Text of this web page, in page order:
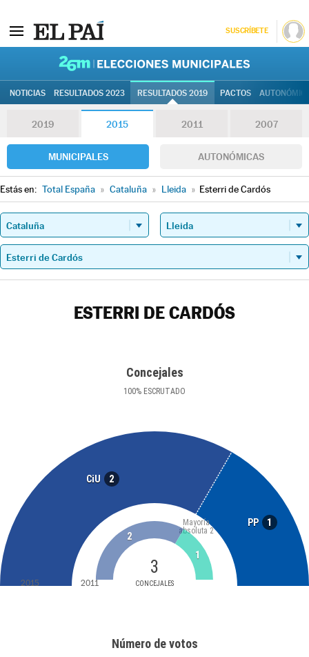
SUSCRÍBETE
NOTICIAS RESULTADOS 2023 RESULTADOS 2019 PACTOS
2019 2015 2011 2007
MUNICIPALES AUTONÓMICAS
Estás en: Total España » Cataluña » Lleida » Esterri de Cardós
ESTERRI DE CARDÓS
Concejales
100% ESCRUTADO
CiU 2
PP 1
3
CONCEJALES
Mayoría
absoluta 2
2
1
2015 2011
Número de votos